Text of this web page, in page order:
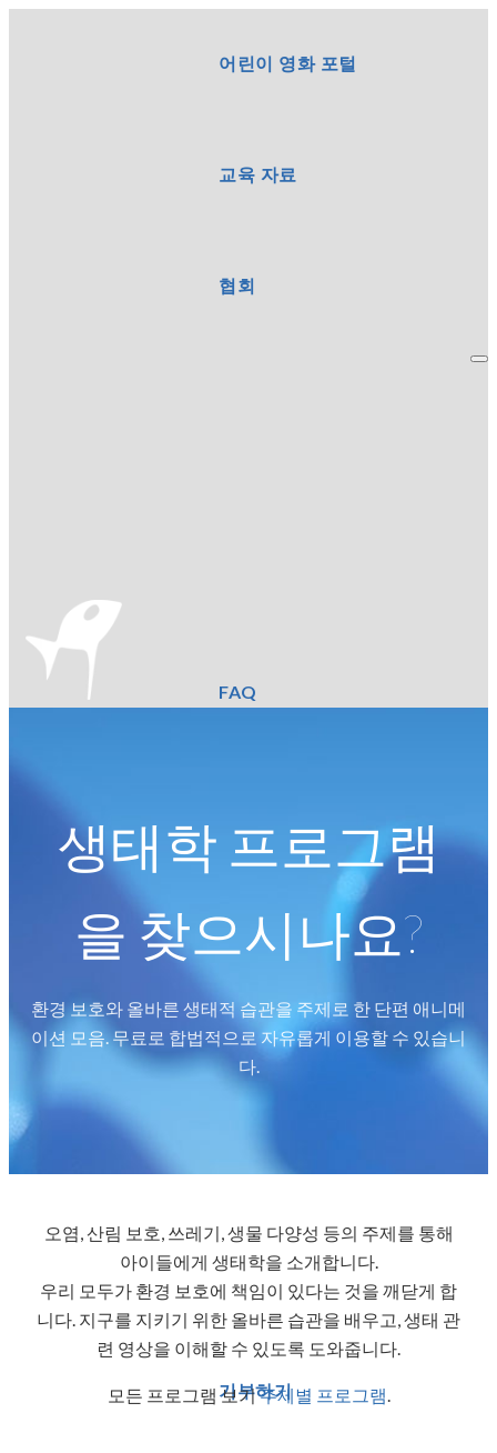
어린이 영화 포털
교육 자료
협회
FAQ
기부하기
생태학 프로그램
을 찾으시나요?
환경 보호와 올바른 생태적 습관을 주제로 한 단편 애니메
이션 모음. 무료로 합법적으로 자유롭게 이용할 수 있습니
다.
오염, 산림 보호, 쓰레기, 생물 다양성 등의 주제를 통해
아이들에게 생태학을 소개합니다.
우리 모두가 환경 보호에 책임이 있다는 것을 깨닫게 합
니다. 지구를 지키기 위한 올바른 습관을 배우고, 생태 관
련 영상을 이해할 수 있도록 도와줍니다.
모든 프로그램 보기주제별 프로그램.